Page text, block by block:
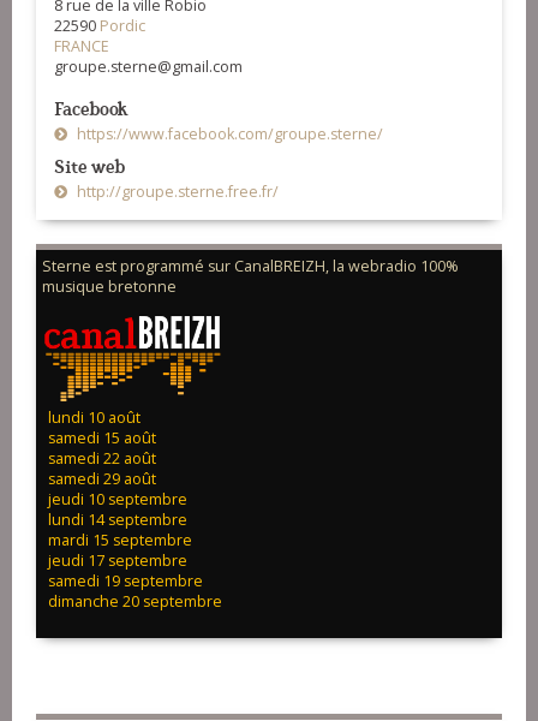
8 rue de la ville Robio
22590 Pordic
FRANCE
groupe.sterne@gmail.com
Facebook
https://www.facebook.com/groupe.sterne/
Site web
http://groupe.sterne.free.fr/
Sterne est programmé sur CanalBREIZH, la webradio 100%
musique bretonne
lundi 10 août
samedi 15 août
samedi 22 août
samedi 29 août
jeudi 10 septembre
lundi 14 septembre
mardi 15 septembre
jeudi 17 septembre
samedi 19 septembre
dimanche 20 septembre